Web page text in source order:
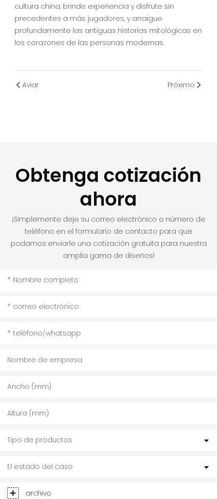
cultura china, brinde experiencia y disfrute sin
precedentes a más jugadores, y arraigue
profundamente las antiguas historias mitológicas en
los corazones de las personas modernas.
Aviar Próximo
Obtenga cotización
ahora
¡Simplemente deje su correo electrónico o número de
teléfono en el formulario de contacto para que
podamos enviarle una cotización gratuita para nuestra
amplia gama de diseños!
Nombre completo
correo electrónico
teléfono/whatsapp
Nombre de empresa
Ancho (mm)
Altura (mm)
Tipo de productos
El estado del caso
archivo